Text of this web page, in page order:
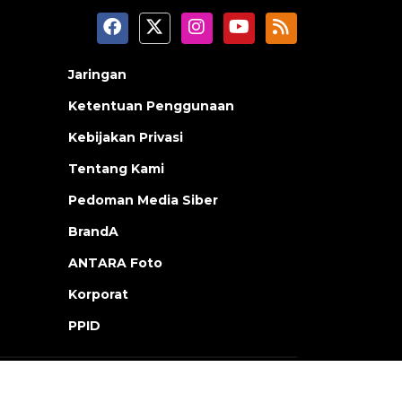
Jaringan
Ketentuan Penggunaan
Kebijakan Privasi
Tentang Kami
Pedoman Media Siber
BrandA
ANTARA Foto
Korporat
PPID